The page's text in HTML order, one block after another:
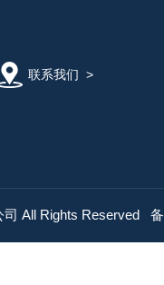
联系我们 >
All Rights Reserved